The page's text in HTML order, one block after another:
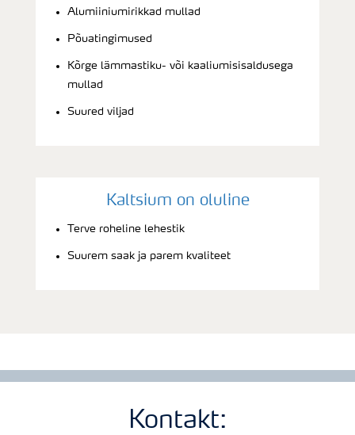
Alumiiniumirikkad mullad
Põuatingimused
Kõrge lämmastiku- või kaaliumisisaldusega
mullad
Suured viljad
Kaltsium on oluline
Terve roheline lehestik
Suurem saak ja parem kvaliteet
Kontakt: